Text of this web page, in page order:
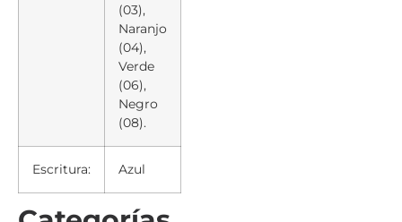
(03),
Naranjo
(04),
Verde
(06),
Negro
(08).
Escritura: Azul